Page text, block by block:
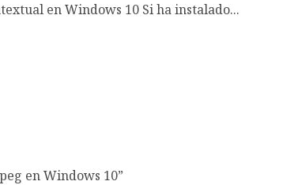
en Windows 10 Si ha instalado...
en Windows 10”